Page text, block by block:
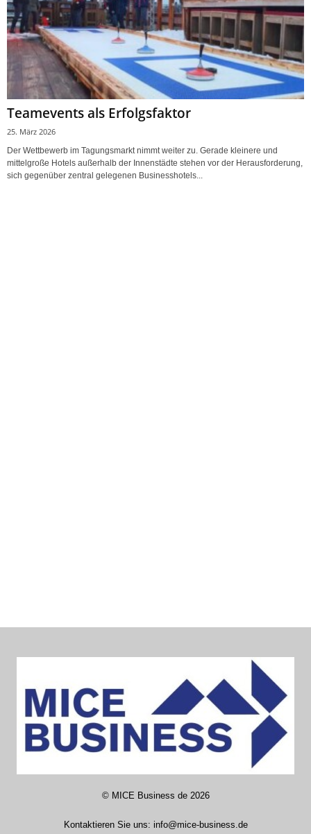
Teamevents als Erfolgsfaktor
25. März 2026
Der Wettbewerb im Tagungsmarkt nimmt weiter zu. Gerade kleinere und
mittelgroße Hotels außerhalb der Innenstädte stehen vor der Herausforderung,
sich gegenüber zentral gelegenen Businesshotels...
© MICE Business de2026
Kontaktieren Sie uns: info@mice-business.de